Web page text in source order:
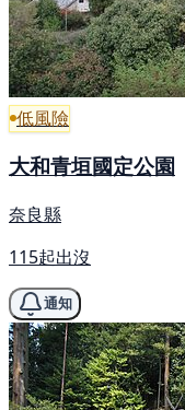
低風險
大和青垣國定公園
奈良縣
115起出沒
通知